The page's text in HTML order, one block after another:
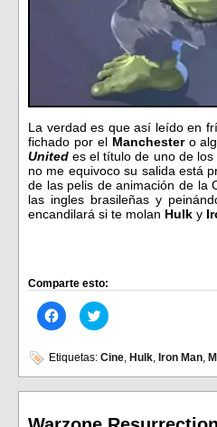
La verdad es que así leído en
fichado por el Manchestero
Unitedes el título de uno de
no me equivoco su salida está
de las pelis de animación de la
las ingles brasileñas y
encandilará si te molan Hulk y
Comparte esto:
Haz
clic
en
Facebook
(Se
abre
ventana
Haz
clic
en
Twitter
(Se
abre
ventana
Etiquetas: Cine, Hulk, Iron Man,